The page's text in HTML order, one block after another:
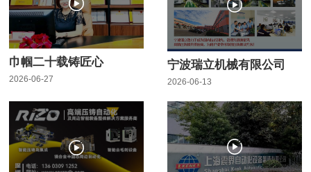
巾帼二十载铸匠心
2026-06-27
宁波瑞立机械有限公司
2026-06-13